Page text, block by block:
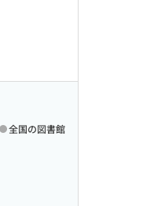
全国の図書館